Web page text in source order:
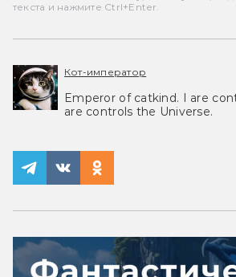
текста и нажмите Ctrl+Enter.
Кот-император
Emperor of catkind. I are
are controls the Universe.